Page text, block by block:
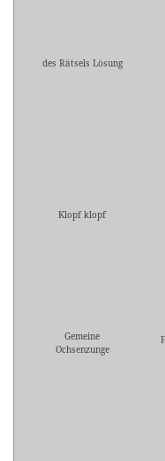
des Rätsels Lösung
Klopf klopf
Gemeine
Ochsenzunge